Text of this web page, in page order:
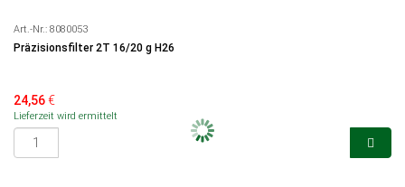
Art.-Nr.: 8080053
Präzisionsfilter 2T 16/20 g H26
24,56€
Lieferzeit wird ermittelt